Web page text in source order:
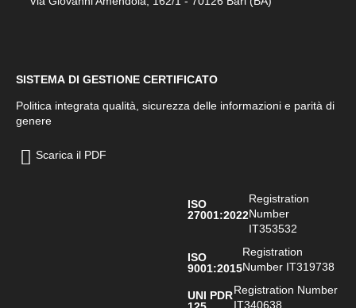
SISTEMA DI GESTIONE CERTIFICATO
Politica integrata qualità, sicurezza delle informazioni e parità di
genere
Scarica il PDF
ISO
27001:2022
Registration
Number
IT353532
ISO
9001:2015
Registration
Number IT319738
UNI PDRRegistration Number
IT340638